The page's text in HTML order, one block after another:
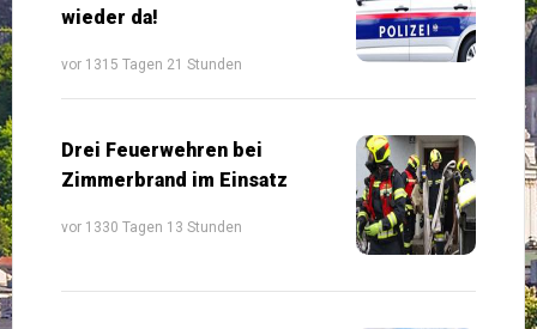
wieder da!
vor 1315 Tagen 21 Stunden
Drei Feuerwehren bei
Zimmerbrand im Einsatz
vor 1330 Tagen 13 Stunden